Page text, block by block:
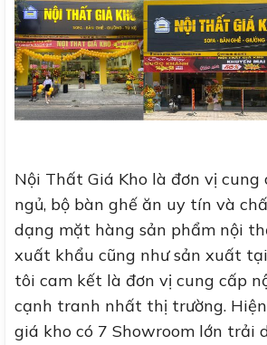
Nội Thất Giá Kho là đơn vị cung
ngủ, bộ bàn ghế ăn uy tín và
dạng mặt hàng sản phẩm nội
xuất khẩu cũng như sản xuất
tôi cam kết là đơn vị cung cấp
cạnh tranh nhất thị trường.
giá kho có 7 Showroom lớn trải